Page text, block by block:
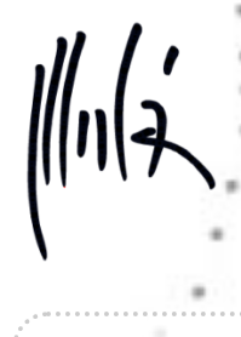
contenido